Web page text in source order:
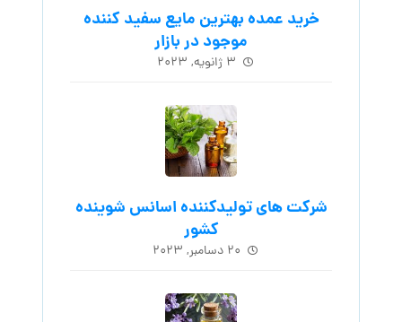
خرید عمده بهترین مایع سفید کننده
موجود در بازار
۳ ژانویه, ۲۰۲۳
شرکت های تولیدکننده اسانس شوینده
کشور
۲۰ دسامبر, ۲۰۲۳